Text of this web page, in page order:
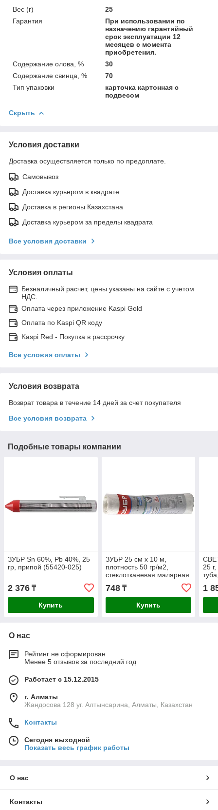
Вес (г)
25
Гарантия
При использовании по
назначению гарантийный
срок эксплуатации 12
месяцев с момента
приобретения.
Содержание олова, %
30
Содержание свинца, %
70
Тип упаковки
карточка картонная с
подвесом
Скрыть
Условия доставки
Доставка осуществляется только по предоплате.
Самовывоз
Доставка курьером в квадрате
Доставка в регионы Казахстана
Доставка курьером за пределы квадрата
Все условия доставки
Условия оплаты
Безналичный расчет, цены указаны на сайте с учетом
НДС.
Оплата через приложение Kaspi Gold
Оплата по Kaspi QR коду
Kaspi Red - Покупка в рассрочку
Все условия оплаты
Условия возврата
Возврат товара в течение 14 дней за счет покупателя
Все условия возврата
Подобные товары компании
ЗУБР Sn 60%, Pb 40%, 25
гр, припой (55420-025)
2 376 ₸
Купить
ЗУБР 25 см х 10 м,
плотность 50 гр/м2,
стеклотканевая малярная
сетка (1242-025-10)
748₸
Купить
25
1
О нас
Рейтинг не сформирован
Менее 5 отзывов за последний год
Работает с 15.12.2015
г. Алматы
Жандосова 128 уг. Алтынсарина, Алматы, Казахстан
Контакты
Сегодня выходной
Показать весь график работы
О нас
Контакты